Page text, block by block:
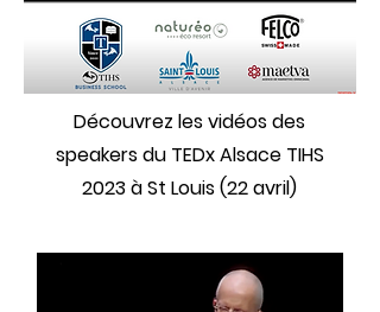
Découvrez les vidéos des
speakers du TEDx Alsace TIHS
2023 à St Louis (22 avril)